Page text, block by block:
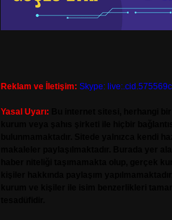
Reklam ve İletişim: Skype:
Yasal Uyarı: